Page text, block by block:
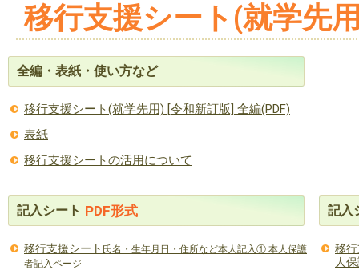
移行支援シート(就学先
全編・表紙・使い方など
移行支援シート(就学先用) [令和新訂版] 全編(PDF)
表紙
移行支援シートの活用について
記入シート PDF形式
移行支援シート 氏名・生年月日・住所など本人記入① 本人保護
者記入ページ
記入
移
人